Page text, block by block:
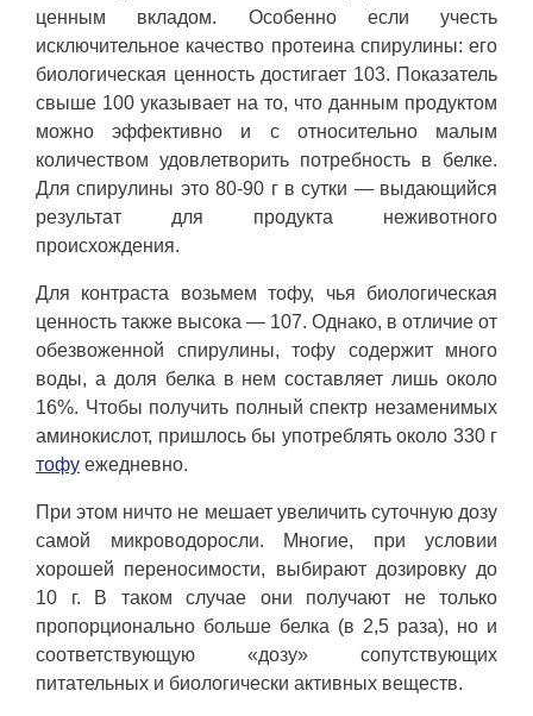
ценным вкладом. Особенно если учесть
исключительное качество протеина спирулины: его
биологическая ценность достигает 103. Показатель
свыше 100 указывает на то, что данным продуктом
можно эффективно и с относительно малым
количеством удовлетворить потребность в белке.
Для спирулины это 80-90 г в сутки — выдающийся
результат для продукта неживотного
происхождения.
Для контраста возьмем тофу, чья биологическая
ценность также высока — 107. Однако, в отличие от
обезвоженной спирулины, тофу содержит много
воды, а доля белка в нем составляет лишь около
16%. Чтобы получить полный спектр незаменимых
аминокислот, пришлось бы употреблять около 330 г
тофу ежедневно.
При этом ничто не мешает увеличить суточную дозу
самой микроводоросли. Многие, при условии
хорошей переносимости, выбирают дозировку до
10 г. В таком случае они получают не только
пропорционально больше белка (в 2,5 раза), но и
соответствующую «дозу» сопутствующих
питательных и биологически активных веществ.